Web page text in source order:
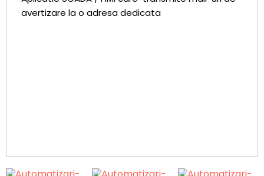
avertizare la o adresa dedicata